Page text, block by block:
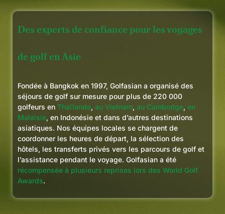
Des experts de confiance pour les voyages
de golf en Asie
Fondée à Bangkok en 1997, Golfasian a organisé des
séjours de golf sur mesure pour plus de 220 000
golfeurs en Thaïlande, au Vietnam, au Cambodge, en
Malaisie, en Indonésie et dans d’autres destinations
asiatiques. Nos équipes locales se chargent de
coordonner les heures de départ, la sélection des
hôtels, les transferts privés vers les parcours de golf et
l’assistance pendant le voyage. Golfasian a été
récompensée à plusieurs reprises lors des World Golf
Awards.